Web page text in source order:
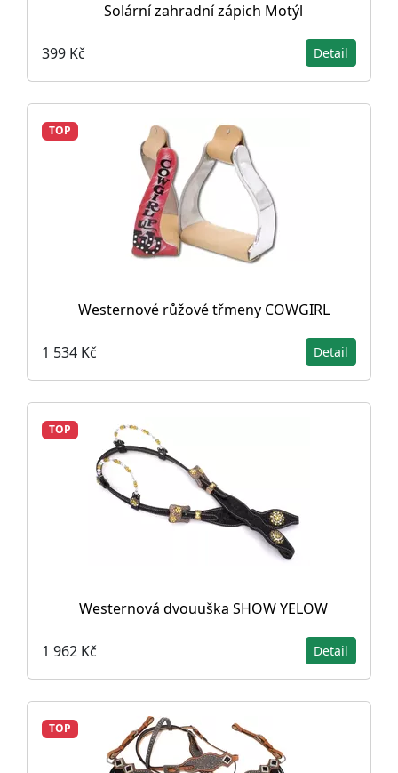
Solární zahradní zápich Motýl
399 Kč Detail
TOP
Westernové růžové třmeny COWGIRL
1 534 Kč Detail
TOP
Westernová dvouuška SHOW YELOW
1 962 Kč Detail
TOP